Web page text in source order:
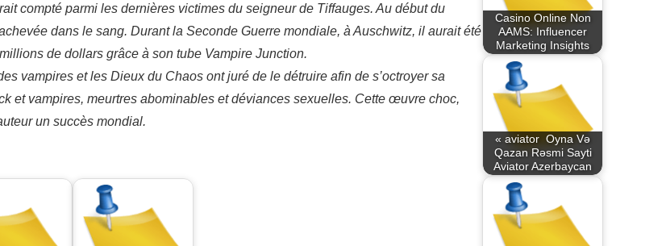
compté parmi les dernières victimes du seigneur de Tiffauges. Au début du
dans le sang. Durant la Seconde Guerre mondiale, à Auschwitz, il aurait été
de dollars grâce à son tube Vampire Junction.
vampires et les Dieux du Chaos ont juré de le détruire afin de s’octroyer sa
et vampires, meurtres abominables et déviances sexuelles. Cette œuvre choc,
un succès mondial.
Casino Online Non
AAMS: Influencer
Marketing Insights
« aviator ️ Oyna Və
Qazan Rəsmi Sayti
Aviator Azerbaycan